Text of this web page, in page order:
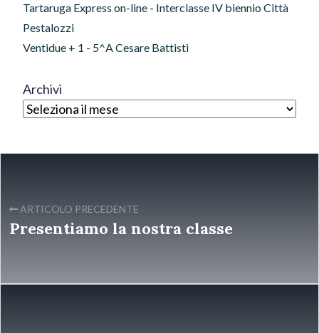
Tartaruga Express on-line - Interclasse IV biennio Città
Pestalozzi
Ventidue + 1 - 5^A Cesare Battisti
Archivi
ARTICOLO PRECEDENTE
Presentiamo la nostra classe